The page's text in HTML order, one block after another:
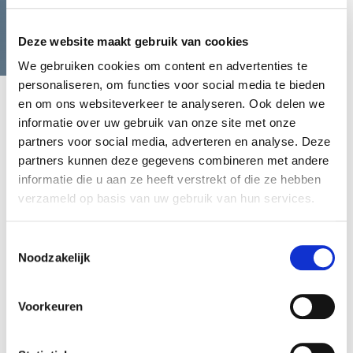
Deze website maakt gebruik van cookies
We gebruiken cookies om content en advertenties te
personaliseren, om functies voor social media te bieden
en om ons websiteverkeer te analyseren. Ook delen we
informatie over uw gebruik van onze site met onze
partners voor social media, adverteren en analyse. Deze
partners kunnen deze gegevens combineren met andere
informatie die u aan ze heeft verstrekt of die ze hebben
verzameld op basis van uw gebruik van hun services.
Noodzakelijk
Voorkeuren
Wij staan klaar om te helpen
Vrijblijvend advies voor het kiezen
dagvoorzitter